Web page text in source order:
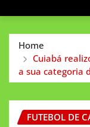
Home
Cuiabá
a sua categoria
FUTEBOL DE